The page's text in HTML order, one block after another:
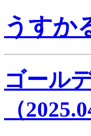
うすか
ゴール
（